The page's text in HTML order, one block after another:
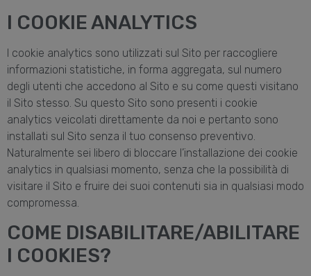
I COOKIE ANALYTICS
I cookie analytics sono utilizzati sul Sito per raccogliere
informazioni statistiche, in forma aggregata, sul numero
degli utenti che accedono al Sito e su come questi visitano
il Sito stesso. Su questo Sito sono presenti i cookie
analytics veicolati direttamente da noi e pertanto sono
installati sul Sito senza il tuo consenso preventivo.
Naturalmente sei libero di bloccare l’installazione dei cookie
analytics in qualsiasi momento, senza che la possibilità di
visitare il Sito e fruire dei suoi contenuti sia in qualsiasi modo
compromessa.
COME DISABILITARE/ABILITARE
I COOKIES?